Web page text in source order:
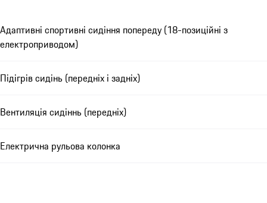
Адаптивні спортивні сидіння попереду (18-позиційні з
електроприводом)
Підігрів сидінь (передніх і задніх)
Вентиляція сидіннь (передніх)
Електрична рульова колонка